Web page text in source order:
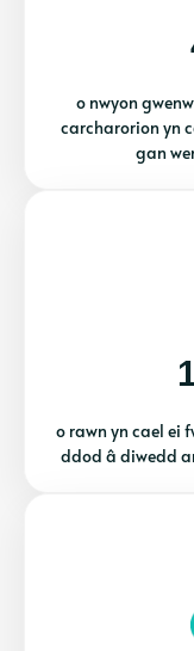
o nwyon
carcharorion yn
gan
o rawn yn cael ei
ddod â diwedd